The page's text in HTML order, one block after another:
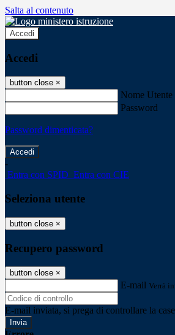
Salta al contenuto
Accedi
Accedi
button close ×
Nome Utente
Password
Password dimenticata?
-
Entra con SPID Entra con CIE
Seleziona utente
button close ×
Recupero password
button close ×
E-mail Verrà
E-mail inviata, si prega di controllare la